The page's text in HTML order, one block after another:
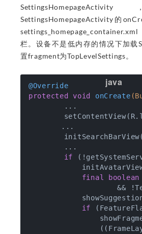
SettingsHomepageActivity的
栏。设备不是低内存的情况下加载
置fragment为TopLevelSettings。
@Override
protected
void onCreate
        ...
        ...
if
final
boolean
&&
if